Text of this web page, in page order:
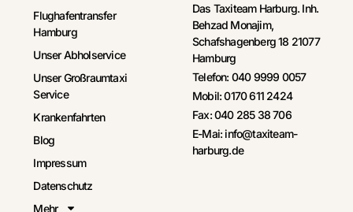
Flughafentransfer
Hamburg
Unser Abholservice
Unser Großraumtaxi
Service
Krankenfahrten
Blog
Impressum
Datenschutz
Mehr
Das Taxiteam Harburg. Inh.
Behzad Monajim,
Schafshagenberg 18 21077
Hamburg
Telefon: 040 9999 0057
Mobil: 0170 611 2424
Fax: 040 285 38 706
E-Mai: info@taxiteam-
harburg.de